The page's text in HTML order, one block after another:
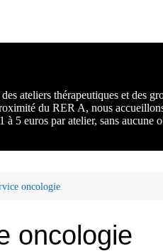
avec une
ateliers thérapeutiques et des
du RER A, nous
à 5 euros par atelier, sans
oncologie
oncologie